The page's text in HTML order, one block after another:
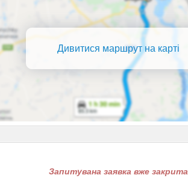
Дивитися маршрут на карті
Запитувана заявка вже закрита